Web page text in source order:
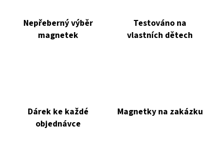
Nepřeberný výběr
magnetek
Testováno na
vlastních dětech
Dárek ke každé
objednávce
Magnetky na zakázku